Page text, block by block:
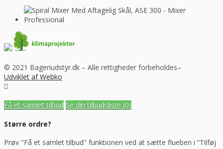
© 2021 Bageriudstyr.dk – Alle rettigheder forbeholdes–
Udviklet af Webko
Få et samlet tilbud Se din tilbudsliste (0)
Større ordre?
Prøv "Få et samlet tilbud" funktionen ved at sætte flueben i “Tilføj